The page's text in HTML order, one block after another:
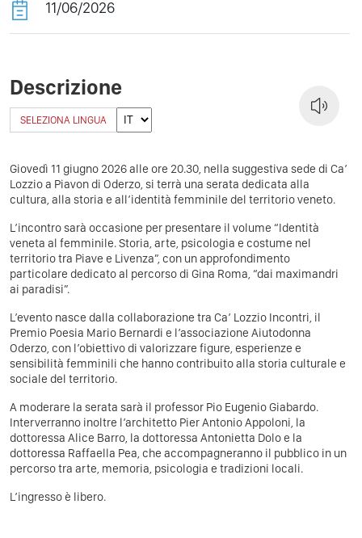
11/06/2026
Descrizione
SELEZIONA LINGUA
Giovedì 11 giugno 2026 alle ore 20.30, nella suggestiva sede di Ca’
Lozzio a Piavon di Oderzo, si terrà una serata dedicata alla
cultura, alla storia e all’identità femminile del territorio veneto.
L’incontro sarà occasione per presentare il volume “Identità
veneta al femminile. Storia, arte, psicologia e costume nel
territorio tra Piave e Livenza”, con un approfondimento
particolare dedicato al percorso di Gina Roma, “dai maximandri
ai paradisi”.
L’evento nasce dalla collaborazione tra Ca’ Lozzio Incontri, il
Premio Poesia Mario Bernardi e l’associazione Aiutodonna
Oderzo, con l’obiettivo di valorizzare figure, esperienze e
sensibilità femminili che hanno contribuito alla storia culturale e
sociale del territorio.
A moderare la serata sarà il professor Pio Eugenio Giabardo.
Interverranno inoltre l’architetto Pier Antonio Appoloni, la
dottoressa Alice Barro, la dottoressa Antonietta Dolo e la
dottoressa Raffaella Pea, che accompagneranno il pubblico in un
percorso tra arte, memoria, psicologia e tradizioni locali.
L’ingresso è libero.